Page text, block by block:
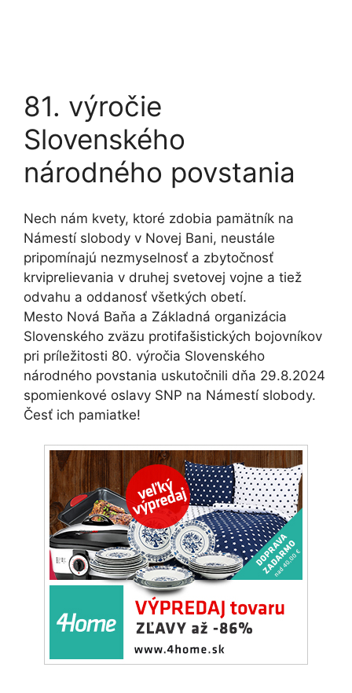
81. výročie
Slovenského
národného povstania
Nech nám kvety, ktoré zdobia pamätník na
Námestí slobody v Novej Bani, neustále
pripomínajú nezmyselnosť a zbytočnosť
krviprelievania v druhej svetovej vojne a tiež
odvahu a oddanosť všetkých obetí.
Mesto Nová Baňa a Základná organizácia
Slovenského zväzu protifašistických bojovníkov
pri príležitosti 80. výročia Slovenského
národného povstania uskutočnili dňa 29.8.2024
spomienkové oslavy SNP na Námestí slobody.
Česť ich pamiatke!